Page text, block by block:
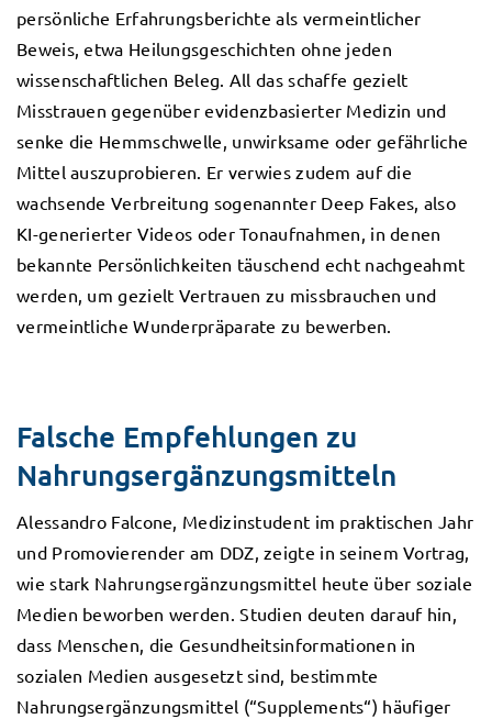
persönliche Erfahrungsberichte als vermeintlicher
Beweis, etwa Heilungsgeschichten ohne jeden
wissenschaftlichen Beleg. All das schaffe gezielt
Misstrauen gegenüber evidenzbasierter Medizin und
senke die Hemmschwelle, unwirksame oder gefährliche
Mittel auszuprobieren. Er verwies zudem auf die
wachsende Verbreitung sogenannter Deep Fakes, also
KI-generierter Videos oder Tonaufnahmen, in denen
bekannte Persönlichkeiten täuschend echt nachgeahmt
werden, um gezielt Vertrauen zu missbrauchen und
vermeintliche Wunderpräparate zu bewerben.
Falsche Empfehlungen zu
Nahrungsergänzungsmitteln
Alessandro Falcone, Medizinstudent im praktischen Jahr
und Promovierender am DDZ, zeigte in seinem Vortrag,
wie stark Nahrungsergänzungsmittel heute über soziale
Medien beworben werden. Studien deuten darauf hin,
dass Menschen, die Gesundheitsinformationen in
sozialen Medien ausgesetzt sind, bestimmte
Nahrungsergänzungsmittel (“Supplements“) häufiger